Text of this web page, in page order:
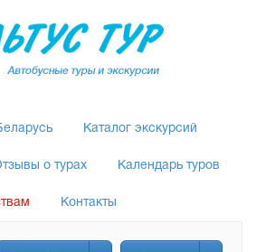
Каталог экскурсий
о турах Календарь туров
Контакты